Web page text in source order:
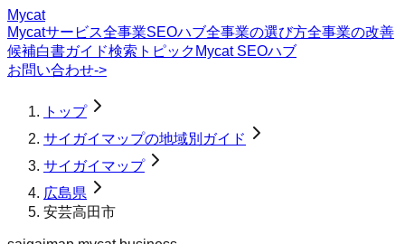
Mycat
Mycatサービス全事業SEOハブ全事業の選び方全事業の改善
候補白書ガイド検索トピック Mycat SEOハブ
お問い合わせ->
トップ
サイガイマップの地域別ガイド
サイガイマップ
広島県
安芸高田市